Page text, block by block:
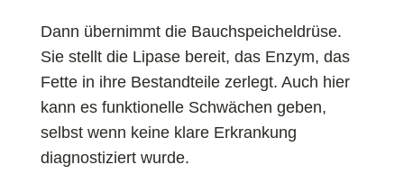
Dann übernimmt die Bauchspeicheldrüse.
Sie stellt die Lipase bereit, das Enzym, das
Fette in ihre Bestandteile zerlegt. Auch hier
kann es funktionelle Schwächen geben,
selbst wenn keine klare Erkrankung
diagnostiziert wurde.